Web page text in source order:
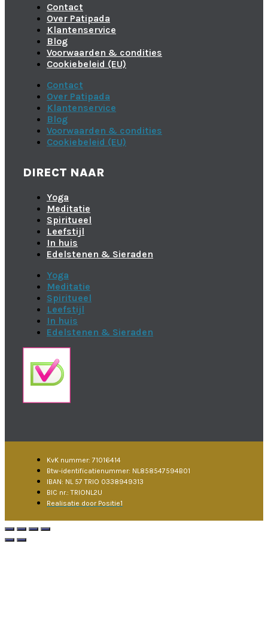
Contact
Over Patipada
Klantenservice
Blog
Voorwaarden & condities
Cookiebeleid (EU)
Contact
Over Patipada
Klantenservice
Blog
Voorwaarden & condities
Cookiebeleid (EU)
DIRECT NAAR
Yoga
Meditatie
Spiritueel
Leefstijl
In huis
Edelstenen & Sieraden
Yoga
Meditatie
Spiritueel
Leefstijl
In huis
Edelstenen & Sieraden
KvK nummer: 71016414
Btw-identificatienummer: NL858547594B01
IBAN: NL 57 TRIO 0338949313
BIC nr.: TRIONL2U
Realisatie door Positie1